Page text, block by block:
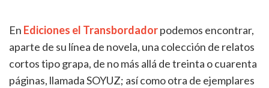
En Ediciones el Transbordadorpodemos encontrar,
aparte de su línea de novela, una colección de relatos
cortos tipo grapa, de no más allá de treinta o cuarenta
páginas, llamada SOYUZ; así como otra de ejemplares